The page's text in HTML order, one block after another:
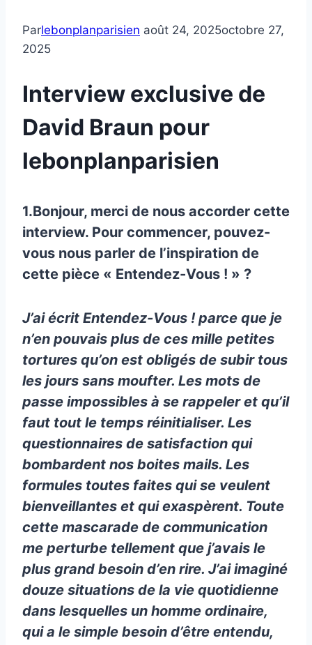
Parlebonplanparisien août 24, 2025octobre 27,
2025
Interview exclusive de
David Braun pour
lebonplanparisien
1.Bonjour, merci de nous accorder cette
interview. Pour commencer, pouvez-
vous nous parler de l’inspiration de
cette pièce « Entendez-Vous ! » ?
J’ai écrit Entendez-Vous ! parce que je
n’en pouvais plus de ces mille petites
tortures qu’on est obligés de subir tous
les jours sans moufter. Les mots de
passe impossibles à se rappeler et qu’il
faut tout le temps réinitialiser. Les
questionnaires de satisfaction qui
bombardent nos boites mails. Les
formules toutes faites qui se veulent
bienveillantes et qui exaspèrent. Toute
cette mascarade de communication
me perturbe tellement que j’avais le
plus grand besoin d’en rire. J’ai imaginé
douze situations de la vie quotidienne
dans lesquelles un homme ordinaire,
qui a le simple besoin d’être entendu,